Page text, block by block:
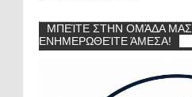
ΜΠΕΊΤΕ ΣΤΗΝ ΟΜΆΔΑ ΜΑΣ
ΕΝΗΜΕΡΩΘΕΊΤΕ ΆΜΕΣΑ!